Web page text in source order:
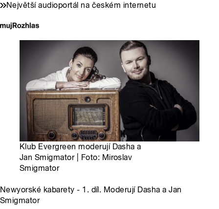
Největší audioportál na českém internetu
Klub Evergreen moderují Dasha a
Jan Smigmator | Foto: Miroslav
Smigmator
Newyorské kabarety - 1. díl. Moderují Dasha a Jan
Smigmator